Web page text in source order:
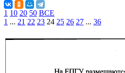
1 10 20 50 ВСЕ
1 ... 21 22 23 24 25 26 27 ... 36